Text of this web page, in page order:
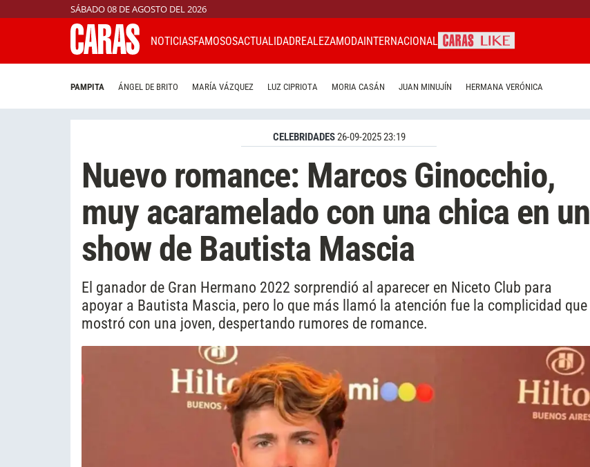
SÁBADO 08 DE AGOSTO DEL 2026
NOTICIASFAMOSOSACTUALIDADREALEZAMODAINTERNACIONAL
PAMPITA ÁNGEL DE BRITO MARÍA VÁZQUEZ LUZ CIPRIOTA MORIA CASÁN JUAN MINUJÍN HERMANA VERÓNICA
CELEBRIDADES26-09-2025 23:19
Nuevo romance: Marcos Ginocchio,
muy acaramelado con una chica en un
show de Bautista Mascia
El ganador de Gran Hermano 2022 sorprendió al aparecer en Niceto Club para
apoyar a Bautista Mascia, pero lo que más llamó la atención fue la complicidad que
mostró con una joven, despertando rumores de romance.